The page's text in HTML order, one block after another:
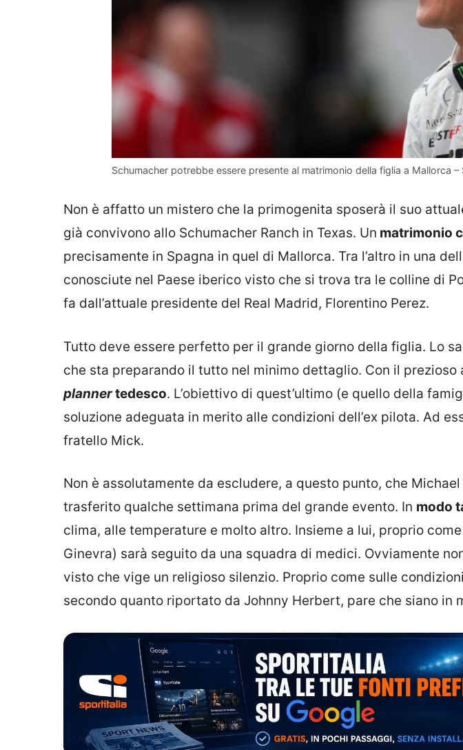
Schumacher potrebbe essere presente al matrimonio della figlia a Mallorca
Non è affatto un mistero che la primogenita sposerà il suo
già convivono allo Schumacher Ranch in Texas. Un matrimonio
precisamente in Spagna in quel di Mallorca. Tra l’altro in una
conosciute nel Paese iberico visto che si trova tra le colline di
fa dall’attuale presidente del Real Madrid, Florentino Perez.
Tutto deve essere perfetto per il grande giorno della figlia. Lo
che sta preparando il tutto nel minimo dettaglio. Con il prezioso
plannertedesco. L’obiettivo di quest’ultimo (e quello della
soluzione adeguata in merito alle condizioni dell’ex pilota. Ad
fratello Mick.
Non è assolutamente da escludere, a questo punto, che
trasferito qualche settimana prima del grande evento. In modo
clima, alle temperature e molto altro. Insieme a lui, proprio
Ginevra) sarà seguito da una squadra di medici. Ovviamente
visto che vige un religioso silenzio. Proprio come sulle
secondo quanto riportato da Johnny Herbert, pare che siano in